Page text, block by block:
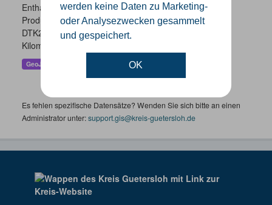
werden keine Daten zu Marketing-
oder Analysezwecken gesammelt
und gespeichert.
OK
Enthalten sind die Gitternetze/ Blattschnitte folgender
Produkte: - DTK100 - DTK50 - TK25 (Meßtischblatt) -
DTK25 - DOP10 - DGK5 Höhenfolie - DGK5 (GK3) -
Kilometerquadrat (GK3)...
GeoJSON
Es fehlen spezifische Datensätze? Wenden Sie sich bitte an einen
Administrator unter:support.gis@kreis-guetersloh.de